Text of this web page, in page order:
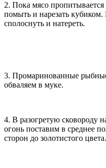
2. Пока мясо
помыть и нарезать
сполоснуть и натереть.
3. Промаринованные
обваляем в муке.
4. В разогретую сковороду
огонь поставим в среднее
сторон до золотистого цвета.